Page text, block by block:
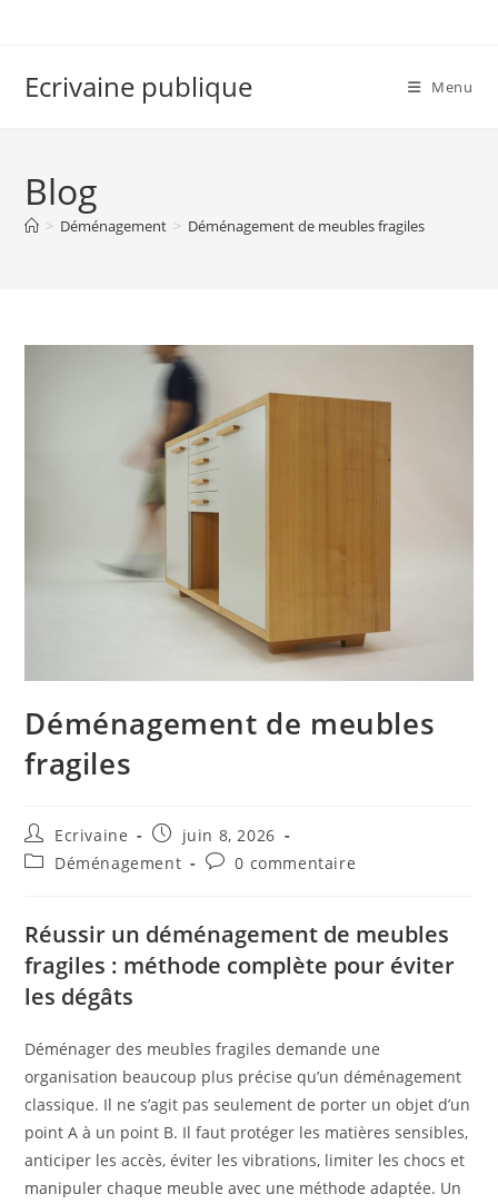
Ecrivaine publique Menu
Blog
> Déménagement > Déménagement de meubles fragiles
Déménagement de meubles
fragiles
Auteur/autrice
de
Ecrivaine
Publication
publiée :
juin 8, 2026
PostDéménagement
Commentaires
0 commentaire
Réussir un déménagement de meubles
fragiles : méthode complète pour éviter
les dégâts
Déménager des meubles fragiles demande une
organisation beaucoup plus précise qu’un déménagement
classique. Il ne s’agit pas seulement de porter un objet d’un
point A à un point B. Il faut protéger les matières sensibles,
anticiper les accès, éviter les vibrations, limiter les chocs et
manipuler chaque meuble avec une méthode adaptée. Un